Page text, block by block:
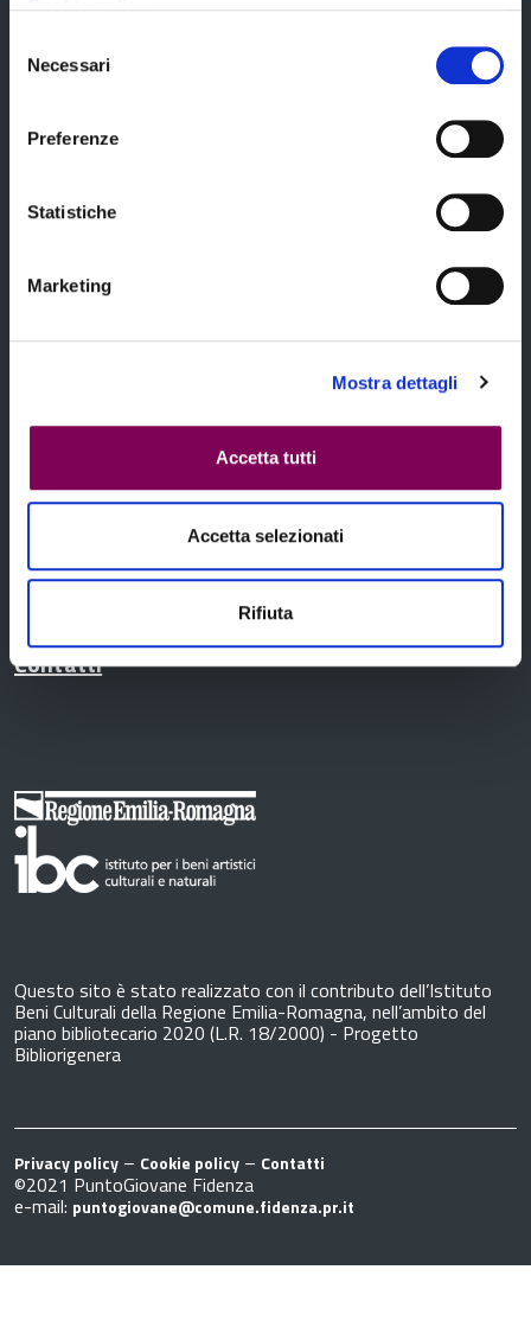
delNecessari
Preferenze
Statistiche
Marketing
Mostra dettagli
Accetta tutti
Accetta selezionati
Rifiuta
Contatti
Questo sito è stato realizzato con il contributo dell’Istituto
Beni Culturali della Regione Emilia-Romagna, nell’ambito del
piano bibliotecario 2020 (L.R. 18/2000) - Progetto
Bibliorigenera
Privacy policy – Cookie policy – Contatti
©2021 PuntoGiovane Fidenza
e-mail: puntogiovane@comune.fidenza.pr.it